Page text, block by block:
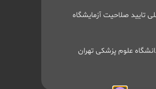
تایید صلاحیت آزمایشگاه
علوم پزشکی تهران